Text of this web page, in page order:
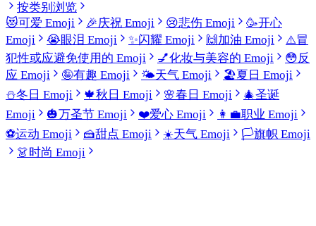
按类别浏览
😻可爱 Emoji 🎉庆祝 Emoji 😢悲伤 Emoji 🥳开心
Emoji
😭眼泪 Emoji ✨闪耀 Emoji 🙌 加油 Emoji ⚠️冒
犯性或应避免使用的 Emoji
💅化妆与美容的 Emoji 😳反
应 Emoji
🤪有趣 Emoji 🌤️天气 Emoji 🏖️夏日 Emoji
⛄冬日 Emoji 🍁秋日 Emoji 🌸春日 Emoji 🎄圣诞
Emoji
🎃万圣节 Emoji ❤️爱心 Emoji 👩‍💼职业 Emoji
⚽运动 Emoji 🍰甜点 Emoji ☀️天气 Emoji 🏳️旗帜 Emoji
👗时尚 Emoji